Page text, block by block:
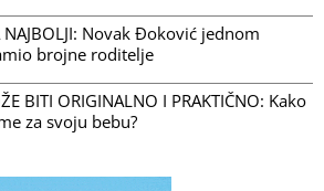
NAJBOLJI: Novak Đoković jednom
brojne roditelje
BITI ORIGINALNO I PRAKTIČNO: Kako
za svoju bebu?